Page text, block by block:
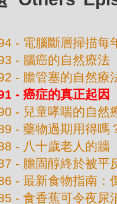
- 電腦斷層掃描每
- 腦癌的自然療法
- 膽管塞的自然療
- 癌症的真正起因
- 兒童哮喘的自然
- 藥物過期用得嗎
- 八十歲老人的牆
- 膽固醇終於被平
- 最新食物指南：
- 食香蕉可令夜尿